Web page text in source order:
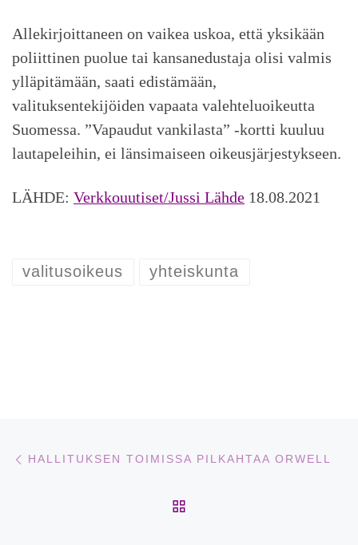
Allekirjoittaneen on vaikea uskoa, että yksikään
poliittinen puolue tai kansanedustaja olisi valmis
ylläpitämään, saati edistämään,
valituksentekijöiden vapaata valehteluoikeutta
Suomessa. ”Vapaudut vankilasta” -kortti kuuluu
lautapeleihin, ei länsimaiseen oikeusjärjestykseen.
LÄHDE: Verkkouutiset/Jussi Lähde 18.08.2021
valitusoikeus yhteiskunta
HALLITUKSEN TOIMISSA PILKAHTAA ORWELL